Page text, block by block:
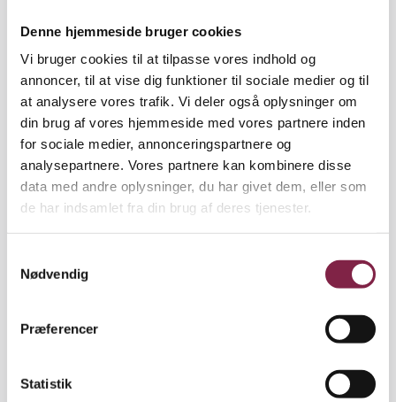
Denne hjemmeside bruger cookies
Vi bruger cookies til at tilpasse vores indhold og
annoncer, til at vise dig funktioner til sociale medier og til
at analysere vores trafik. Vi deler også oplysninger om
din brug af vores hjemmeside med vores partnere inden
for sociale medier, annonceringspartnere og
analysepartnere. Vores partnere kan kombinere disse
data med andre oplysninger, du har givet dem, eller som
de har indsamlet fra din brug af deres tjenester.
Nødvendig
Præferencer
Statistik
måder, påpeger den engelske børne- og
ungdomspsykiater, Eia Asen, direktør for
Marlborough Familiecenter i London.
"Det er meget svært at komme til orde med andre
behandlingsformer end medicin. Psykiatrien
udskriver piller, og det støtter medicinalindustrien.
Den støtter ikke familieterapi. Det samspil er meget
svært at bryde," siger den engelske børne- og
Eia Asen peger på, at den massive udskrivning af
medicin langt fra altid er fagligt begrundet. Han
medicinalindustriens forskning er fire gange mere
Det er et faktum, som også Lisbeth Sandal